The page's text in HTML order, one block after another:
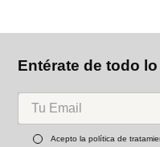
Entérate de todo
Acepto la política de